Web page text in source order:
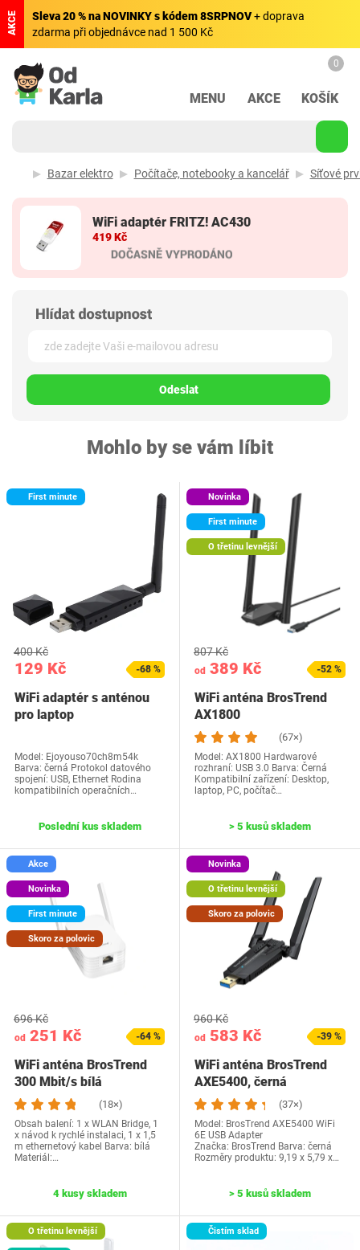
AKCE Sleva 20 % na NOVINKY s kódem 8SRPNOV+ doprava
zdarma při objednávce nad 1 500 Kč
MENU AKCE
0
KOŠÍK
Bazar elektro Počítače, notebooky a kancelář Síťové
WiFi adaptér FRITZ! AC430
419 Kč
Odeslat
Mohlo by se vám líbit
First minute
129 Kč
400 Kč
-68 %
WiFi adaptér s anténou
pro laptop
Model: Ejoyouso70ch8m54k
Barva: černá Protokol datového
spojení: USB, Ethernet Rodina
kompatibilních operačních…
Poslední kus skladem
Novinka
First minute
O třetinu levnější
od 389 Kč
807 Kč
-52 %
WiFi anténa BrosTrend
AX1800
(67×)
Model: AX1800 Hardwarové
rozhraní: USB 3.0 Barva: Černá
Kompatibilní zařízení: Desktop,
laptop, PC, počítač…
> 5 kusů skladem
Akce
Novinka
First minute
Skoro za polovic
od 251 Kč
696 Kč
-64 %
WiFi anténa BrosTrend
300 Mbit/s bílá
(18×)
Obsah balení: 1 x WLAN Bridge, 1
x návod k rychlé instalaci, 1 x 1,5
m ethernetový kabel Barva: bílá
Materiál:…
4 kusy skladem
Novinka
O třetinu levnější
Skoro za polovic
od 583 Kč
960 Kč
-39 %
WiFi anténa BrosTrend
AXE5400, černá
(37×)
Model: BrosTrend AXE5400 WiFi
6E USB Adapter
Značka: BrosTrend Barva: černá
Rozměry produktu:‎ 9,19 x 5,79 x…
> 5 kusů skladem
O třetinu levnější Čistím sklad